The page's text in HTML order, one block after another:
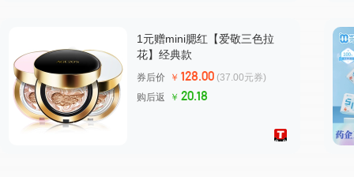
1元赠mini腮红【爱敬三色拉
花】经典款
券后价 ￥ 128.00 (37.00元券)
购后返
￥ 20.18